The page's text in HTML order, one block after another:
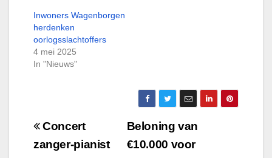
Inwoners Wagenborgen
herdenken
oorlogsslachtoffers
4 mei 2025
In "Nieuws"
Bericht
navigatie
Beloning van
€10.000 voor
Concert
zanger-pianist